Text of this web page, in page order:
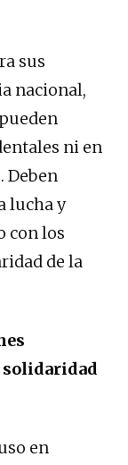
sus
nacional,
ni en
Deben
lucha y
con los
de la
solidaridad
en